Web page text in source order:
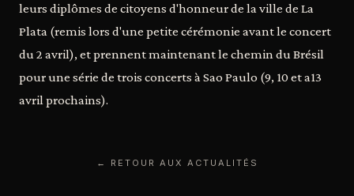
leurs diplômes de citoyens d'honneur de la ville de La
Plata (remis lors d'une petite cérémonie avant le concert
du 2 avril), et prennent maintenant le chemin du Brésil
pour une série de trois concerts à Sao Paulo (9, 10 et a13
avril prochains).
← RETOUR AUX ACTUALITÉS